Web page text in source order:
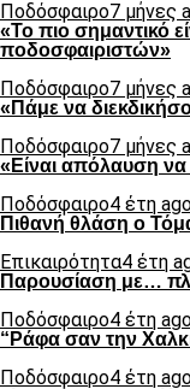
Ποδόσφαιρο7 μήνες
«Το πιο σημαντικό
ποδοσφαιριστών»
Ποδόσφαιρο7 μήνες
«Πάμε να
Ποδόσφαιρο7 μήνες
«Είναι απόλαυση
Ποδόσφαιρο4 έτη
Πιθανή θλάση ο
Επικαιρότητα4 έτη
Παρουσίαση με…
Ποδόσφαιρο4 έτη
“Ράφα σαν την
Ποδόσφαιρο4 έτη